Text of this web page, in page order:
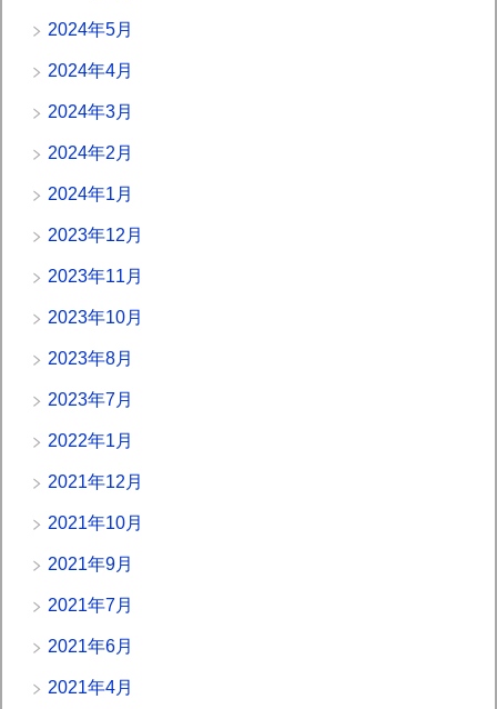
2024年5月
2024年4月
2024年3月
2024年2月
2024年1月
2023年12月
2023年11月
2023年10月
2023年8月
2023年7月
2022年1月
2021年12月
2021年10月
2021年9月
2021年7月
2021年6月
2021年4月